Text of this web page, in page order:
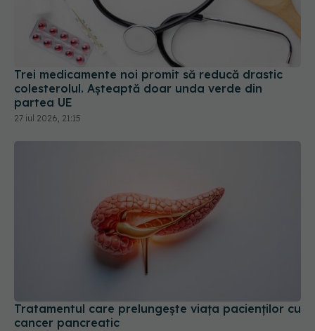
Trei medicamente noi promit să reducă drastic
colesterolul. Așteaptă doar unda verde din
partea UE
27 iul 2026, 21:15
Tratamentul care prelungește viața pacienților cu
cancer pancreatic